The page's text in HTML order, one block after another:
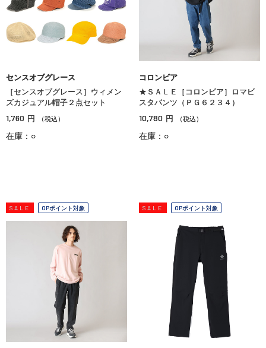
センスオブグレース
［センスオブグレース］ウィメン
ズカジュアル帽子２点セット
1,760 円 （税込）
在庫：○
コロンビア
★ＳＡＬＥ［コロンビア］ロマビ
スタパンツ（ＰＧ６２３４）
10,780 円 （税込）
在庫：○
SALE OPポイント対象 SALE OPポイント対象